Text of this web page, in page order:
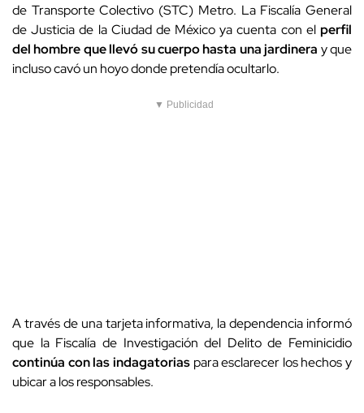
de Transporte Colectivo (STC) Metro. La Fiscalía General
de Justicia de la Ciudad de México ya cuenta con el perfil
del hombre que llevó su cuerpo hasta una jardinera y que
incluso cavó un hoyo donde pretendía ocultarlo.
▼ Publicidad
A través de una tarjeta informativa, la dependencia informó
que la Fiscalía de Investigación del Delito de Feminicidio
continúa con las indagatorias para esclarecer los hechos y
ubicar a los responsables.